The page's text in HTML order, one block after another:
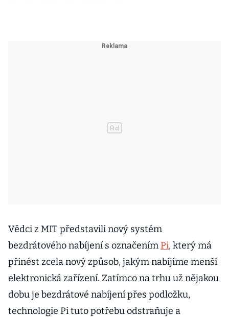
Vědci z MIT představili nový systém
bezdrátového nabíjení s označením Pi, který má
přinést zcela nový způsob, jakým nabíjíme menší
elektronická zařízení. Zatímco na trhu už nějakou
dobu je bezdrátové nabíjení přes podložku,
technologie Pi tuto potřebu odstraňuje a